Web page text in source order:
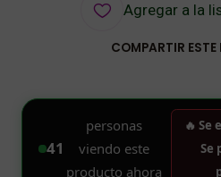
Agregar a la
COMPARTIR